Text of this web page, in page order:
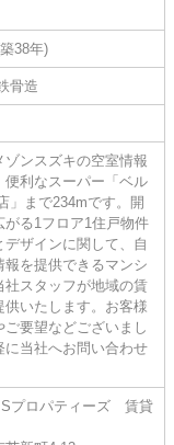
38年)
骨造
ゾンスズキの空室情報
便利なスーパー「ベル
」まで234mです。開
がる1フロア1住戸物件
デザインに関して、自
報を提供できるマンシ
社スタッフが地域の賃
供いたします。お客様
ご要望などございまし
に当社へお問い合わせ
Sプロパティーズ 賃貸